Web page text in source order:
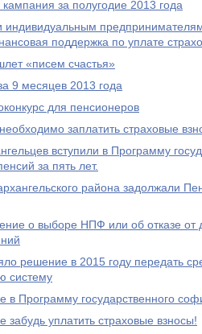
за полугодие 2013 года
индивидуальным
поддержка по уплате
«писем счастья»
9 месяцев 2013 года
для пенсионеров
заплатить страховые
вступили в Программу
за пять лет.
района задолжали
о выборе НПФ или об отказе
решение в 2015 году передать
систему
в Программу государственного
забудь уплатить страховые взносы!